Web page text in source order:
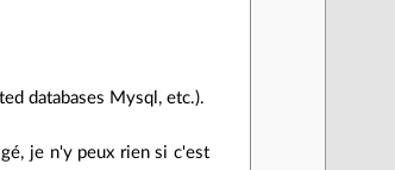
databases Mysql, etc.).
je n'y peux rien si c'est